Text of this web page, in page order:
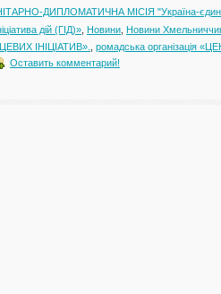
ДИПЛОМАТИЧНА МІСІЯ "Україна-
дій (ГІД)» Новини Новини
ІНІЦІАТИВ».
ромадська організація
Оставить комментарий!